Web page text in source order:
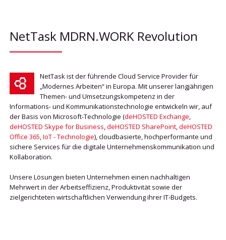
NetTask MDRN.WORK Revolution
NetTask ist der führende Cloud Service Provider für
„Modernes Arbeiten“ in Europa. Mit unserer langjährigen
Themen- und Umsetzungskompetenz in der
Informations- und Kommunikationstechnologie entwickeln wir, auf
der Basis von Microsoft-Technologie (deHOSTED Exchange
deHOSTED Skype for Business deHOSTED SharePoint, deHOSTED
Office 365 IoT - Technologie), cloudbasierte, hochperformante und
sichere Services für die digitale Unternehmenskommunikation und
Kollaboration.
Unsere Lösungen bieten Unternehmen einen nachhaltigen
Mehrwert in der Arbeitseffizienz, Produktivität sowie der
zielgerichteten wirtschaftlichen Verwendung ihrer IT-Budgets.